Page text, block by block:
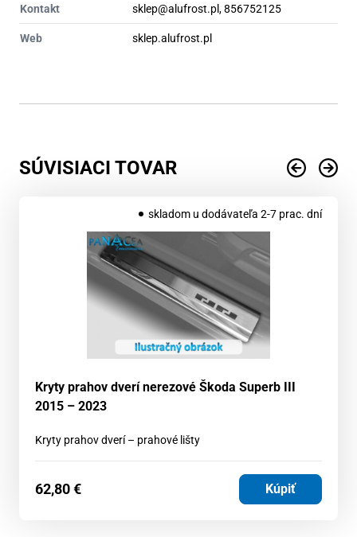
Kontakt sklep@alufrost.pl, 856752125
Web sklep.alufrost.pl
SÚVISIACI TOVAR
skladom u dodávateľa 2-7 prac. dní
Kryty prahov dverí nerezové Škoda Superb III
2015 – 2023
Kryty prahov dverí – prahové lišty
62,80€ Kúpiť